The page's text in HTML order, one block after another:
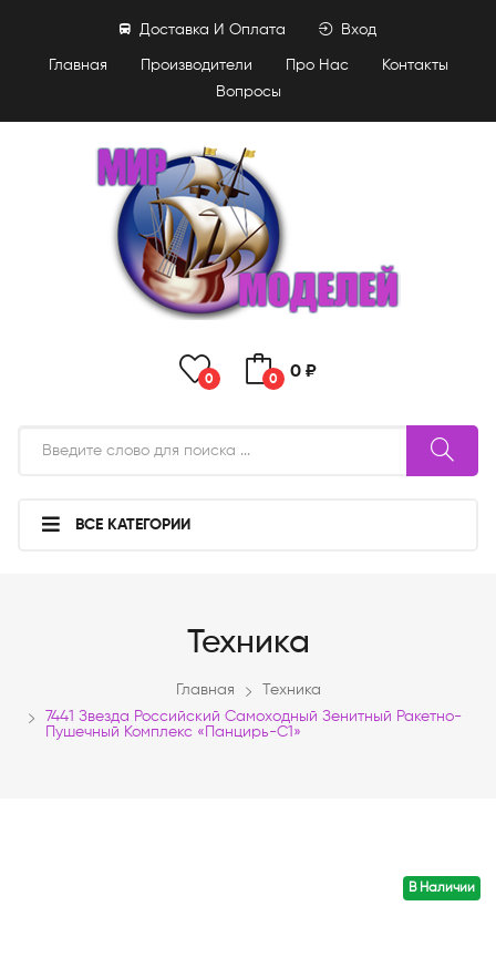
Главная Производители Про Нас
Контакты
Вопросы
Доставка И Оплата Вход
0 0 0 ₽
ВСЕ КАТЕГОРИИ
Техника
Главная
Техника
7441 Звезда Российский Самоходный Зенитный Ракетно-
Пушечный Комплекс «Панцирь-С1»
В Наличии